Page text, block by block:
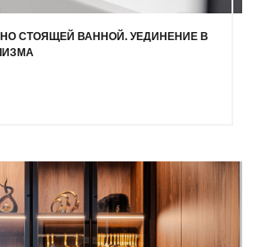
СТОЯЩЕЙ ВАННОЙ. УЕДИНЕНИЕ В